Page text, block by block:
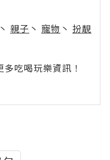
丶 親子 丶 寵物 丶 扮靚
吃喝玩樂資訊！